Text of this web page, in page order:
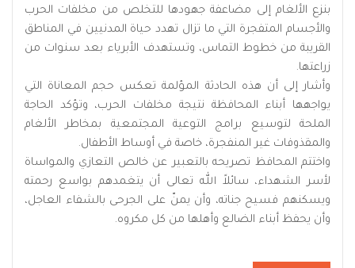
بنزع الألغام إلى مضاعفة جهودها للتخلص من مخلفات الحرب
والأجسام المتفجرة التي ما تزال تهدد حياة المدنيين في المناطق
القريبة من خطوط التماس، وتستهدف الأبرياء بعد سنوات من
زراعتها.
وأشار إلى أن هذه الحادثة المؤلمة تعكس حجم المعاناة التي
يواجهها أبناء المحافظة نتيجة مخلفات الحرب، وتؤكد الحاجة
الملحة لتوسيع برامج التوعية المجتمعية بمخاطر الألغام
والمقذوفات غير المنفجرة، خاصة في أوساط الأطفال.
واختتم المحافظ تصريحه بالتعبير عن خالص التعازي والمواساة
لأسر الشهداء، سائلاً الله تعالى أن يتغمدهم بواسع رحمته
ويسكنهم فسيح جناته، وأن يمنّ على الجرحى بالشفاء العاجل،
وأن يحفظ أبناء الضالع وأهلها من كل مكروه.